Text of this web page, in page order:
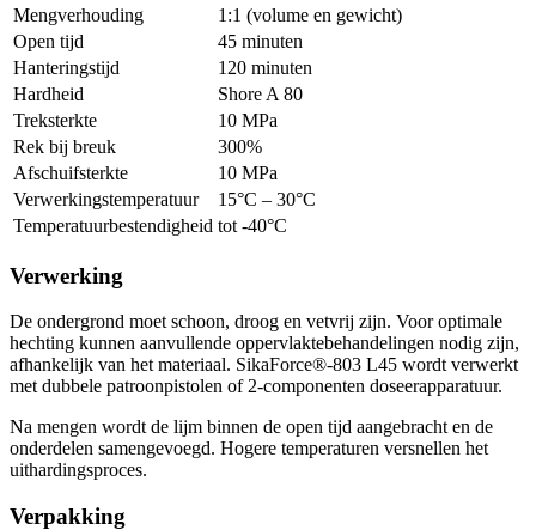
Mengverhouding
1:1 (volume en gewicht)
Open tijd
45 minuten
Hanteringstijd
120 minuten
Hardheid
Shore A 80
Treksterkte
10 MPa
Rek bij breuk
300%
Afschuifsterkte
10 MPa
Verwerkingstemperatuur
15°C – 30°C
Temperatuurbestendigheid tot -40°C
Verwerking
De ondergrond moet schoon, droog en vetvrij zijn. Voor optimale
hechting kunnen aanvullende oppervlaktebehandelingen nodig zijn,
afhankelijk van het materiaal. SikaForce®-803 L45 wordt verwerkt
met dubbele patroonpistolen of 2-componenten doseerapparatuur.
Na mengen wordt de lijm binnen de open tijd aangebracht en de
onderdelen samengevoegd. Hogere temperaturen versnellen het
uithardingsproces.
Verpakking